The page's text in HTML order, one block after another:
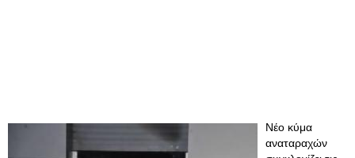
Nέο κύμα
αναταραχών